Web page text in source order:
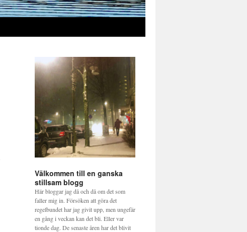
Välkommen till en ganska
stillsam blogg
Här bloggar jag då och då om det som
faller mig in. Försöken att göra det
regelbundet har jag givit upp, men ungefär
en gång i veckan kan det bli. Eller var
tionde dag. De senaste åren har det blivit